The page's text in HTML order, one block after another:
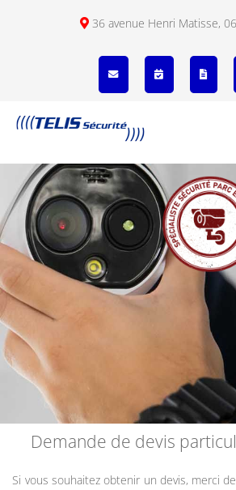
36 avenue Henri Matisse,
Demande de devis
Si vous souhaitez obtenir un devis, merci